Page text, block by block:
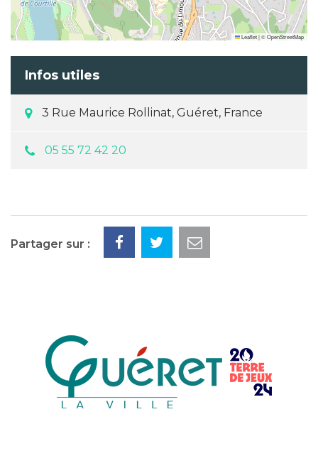
Leaflet|©OpenStreetMap
Infos utiles
3 Rue Maurice Rollinat, Guéret, France
05 55 72 42 20
Partager sur :